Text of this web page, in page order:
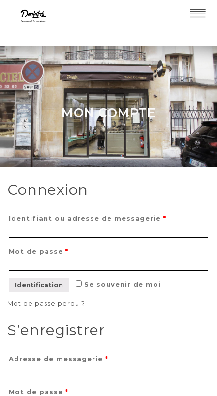
MON COMPTE
Connexion
Identifiant ou adresse de messagerie *
Mot de passe *
Se souvenir de moi
Identification
Mot de passe perdu ?
S’enregistrer
Adresse de messagerie *
Mot de passe *